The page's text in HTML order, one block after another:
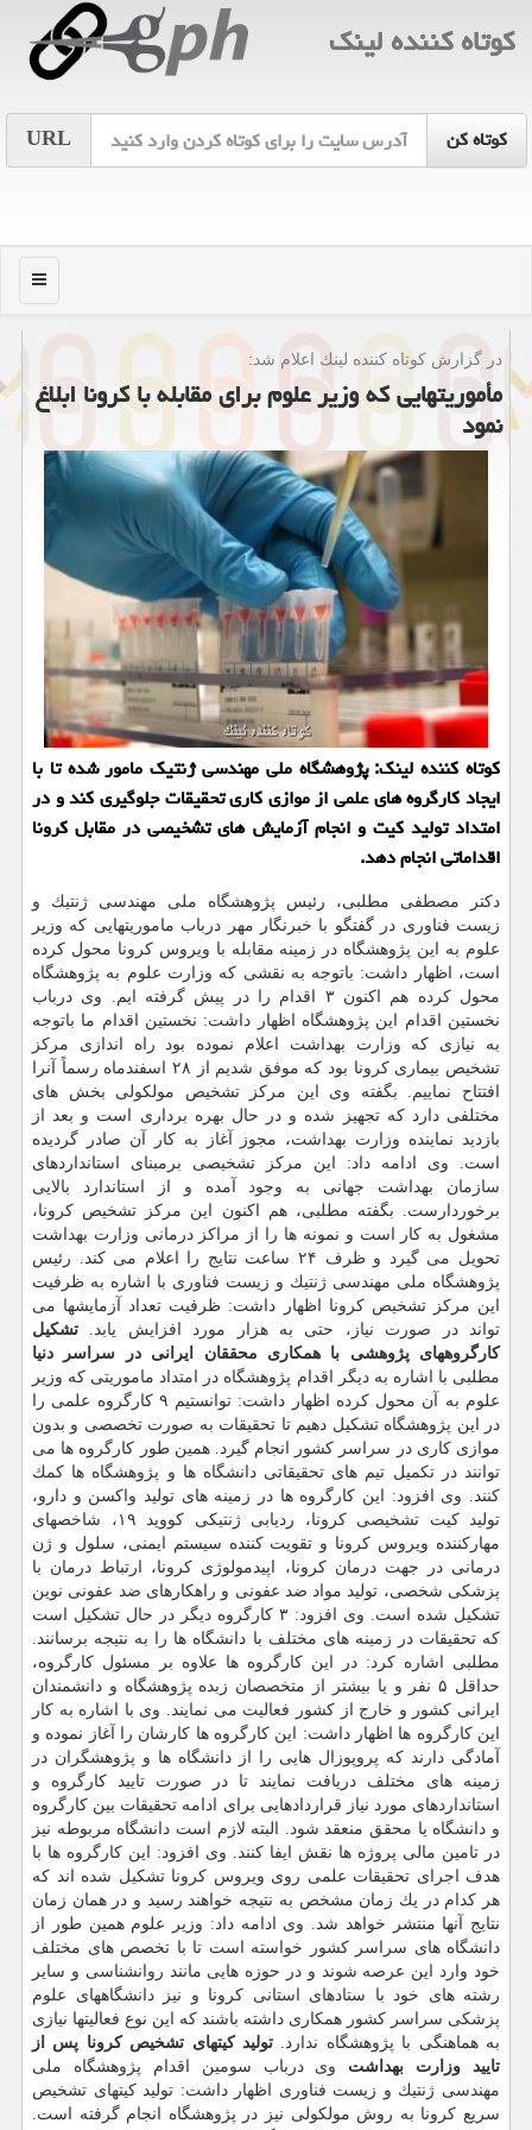
كوتاه كننده لینك
URL
منو
در گزارش كوتاه كننده لینك اعلام شد:
مأموریتهایی كه وزیر علوم برای مقابله با كرونا ابلاغ
نمود
كوتاه كننده لینك: پژوهشگاه ملی مهندسی ژنتیك مامور شده تا با
ایجاد كارگروه های علمی از موازی كاری تحقیقات جلوگیری كند و در
امتداد تولید كیت و انجام آزمایش های تشخیصی در مقابل كرونا
اقداماتی انجام دهد.
دكتر مصطفی مطلبی، رئیس پژوهشگاه ملی مهندسی ژنتیك و
زیست فناوری در گفتگو با خبرنگار مهر درباب ماموریتهایی كه وزیر
علوم به این پژوهشگاه در زمینه مقابله با ویروس كرونا محول كرده
است، اظهار داشت: باتوجه به نقشی كه وزارت علوم به پژوهشگاه
محول كرده هم اكنون ۳ اقدام را در پیش گرفته ایم. وی درباب
نخستین اقدام این پژوهشگاه اظهار داشت: نخستین اقدام ما باتوجه
به نیازی كه وزارت بهداشت اعلام نموده بود راه اندازی مركز
تشخیص بیماری كرونا بود كه موفق شدیم از ۲۸ اسفندماه رسماً آنرا
افتتاح نماییم. بگفته وی این مركز تشخیص مولكولی بخش های
مختلفی دارد كه تجهیز شده و در حال بهره برداری است و بعد از
بازدید نماینده وزارت بهداشت، مجوز آغاز به كار آن صادر گردیده
است. وی ادامه داد: این مركز تشخیصی برمبنای استانداردهای
سازمان بهداشت جهانی به وجود آمده و از استاندارد بالایی
برخوردارست. بگفته مطلبی، هم اكنون این مركز تشخیص كرونا،
مشغول به كار است و نمونه ها را از مراكز درمانی وزارت بهداشت
تحویل می گیرد و ظرف ۲۴ ساعت نتایج را اعلام می كند. رئیس
پژوهشگاه ملی مهندسی ژنتیك و زیست فناوری با اشاره به ظرفیت
این مركز تشخیص كرونا اظهار داشت: ظرفیت تعداد آزمایشها می
تواند در صورت نیاز، حتی به هزار مورد افزایش یابد. تشكیل
كارگروههای پژوهشی با همكاری محققان ایرانی در سراسر دنیا
مطلبی با اشاره به دیگر اقدام پژوهشگاه در امتداد ماموریتی كه وزیر
علوم به آن محول كرده اظهار داشت: توانستیم ۹ كارگروه علمی را
در این پژوهشگاه تشكیل دهیم تا تحقیقات به صورت تخصصی و بدون
موازی كاری در سراسر كشور انجام گیرد. همین طور كارگروه ها می
توانند در تكمیل تیم های تحقیقاتی دانشگاه ها و پژوهشگاه ها كمك
كنند. وی افزود: این كارگروه ها در زمینه های تولید واكسن و دارو،
تولید كیت تشخیصی كرونا، ردیابی ژنتیكی كووید ۱۹، شاخصهای
مهاركننده ویروس كرونا و تقویت كننده سیستم ایمنی، سلول و ژن
درمانی در جهت درمان كرونا، اپیدمولوژی كرونا، ارتباط درمان با
پزشكی شخصی، تولید مواد ضد عفونی و راهكارهای ضد عفونی نوین
تشكیل شده است. وی افزود: ۳ كارگروه دیگر در حال تشكیل است
كه تحقیقات در زمینه های مختلف با دانشگاه ها را به نتیجه برسانند.
مطلبی اشاره كرد: در این كارگروه ها علاوه بر مسئول كارگروه،
حداقل ۵ نفر و یا بیشتر از متخصصان زبده پژوهشگاه و دانشمندان
ایرانی كشور و خارج از كشور فعالیت می نمایند. وی با اشاره به كار
این كارگروه ها اظهار داشت: این كارگروه ها كارشان را آغاز نموده و
آمادگی دارند كه پروپوزال هایی را از دانشگاه ها و پژوهشگران در
زمینه های مختلف دریافت نمایند تا در صورت تایید كارگروه و
استانداردهای مورد نیاز قراردادهایی برای ادامه تحقیقات بین كارگروه
و دانشگاه یا محقق منعقد شود. البته لازم است دانشگاه مربوطه نیز
در تامین مالی پروژه ها نقش ایفا كنند. وی افزود: این كارگروه ها با
هدف اجرای تحقیقات علمی روی ویروس كرونا تشكیل شده اند كه
هر كدام در یك زمان مشخص به نتیجه خواهند رسید و در همان زمان
نتایج آنها منتشر خواهد شد. وی ادامه داد: وزیر علوم همین طور از
دانشگاه های سراسر كشور خواسته است تا با تخصص های مختلف
خود وارد این عرصه شوند و در حوزه هایی مانند روانشناسی و سایر
رشته های خود با ستادهای استانی كرونا و نیز دانشگاههای علوم
پزشكی سراسر كشور همكاری داشته باشند كه این نوع فعالیتها نیازی
به هماهنگی با پژوهشگاه ندارد. تولید كیتهای تشخیص كرونا پس از
تایید وزارت بهداشت وی درباب سومین اقدام پژوهشگاه ملی
مهندسی ژنتیك و زیست فناوری اظهار داشت: تولید كیتهای تشخیص
سریع كرونا به روش مولكولی نیز در پژوهشگاه انجام گرفته است.